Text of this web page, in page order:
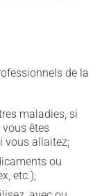
de la
maladies, si
êtes
vous allaitez;
ou
etc.);